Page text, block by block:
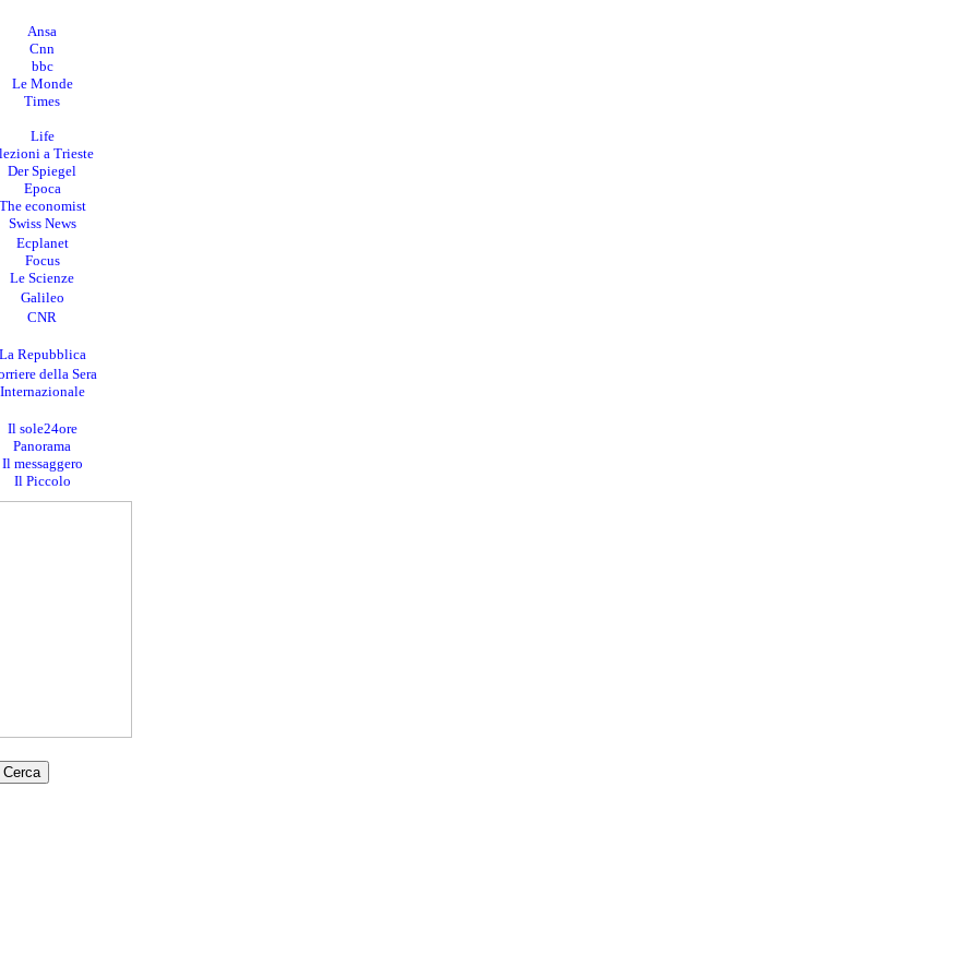
Ansa
Cnn
bbc
Le Monde
Times
Life
a Trieste
Der Spiegel
Epoca
economist
Swiss News
Ecplanet
Focus
Le Scienze
Galileo
CNR
Repubblica
della Sera
Internazionale
Il sole24ore
Panorama
Il messaggero
Il Piccolo